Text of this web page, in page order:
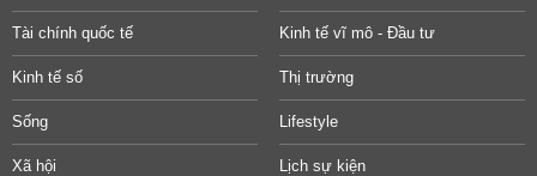
Tài chính quốc tế Kinh tế vĩ mô - Đầu tư
Kinh tế số Thị trường
Sống Lifestyle
Xã hội Lịch sự kiện